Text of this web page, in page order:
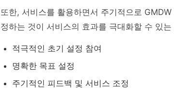
또한, 서비스를 활용하면서 주기적으로
정하는 것이 서비스의 효과를 극대화할 수 있는
적극적인 초기 설정 참여
명확한 목표 설정
주기적인 피드백 및 서비스 조정